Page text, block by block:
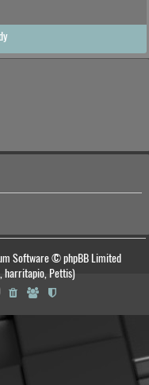
Software © phpBB Limited
harritapio, Pettis)